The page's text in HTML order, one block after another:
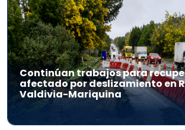
Continúan trabajos para
afectado por deslizamiento en
Valdivia-Mariquina